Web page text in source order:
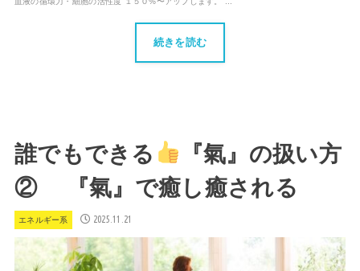
続きを読む
誰でもできる
『氣』の扱い方
② 『氣』で癒し癒される
エネルギー系 2025.11.21